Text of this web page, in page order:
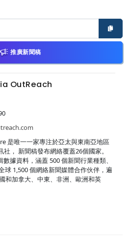
推廣新聞稿
OutReach
是唯一一家專注於亞太與東南亞地區
， 新聞稿發布網絡覆蓋26個國家。
據資料，涵蓋 500 個新聞行業種類、
球 1,500 個網絡新聞媒體合作伙伴，遍
和加拿大、中東、非洲、歐洲和英